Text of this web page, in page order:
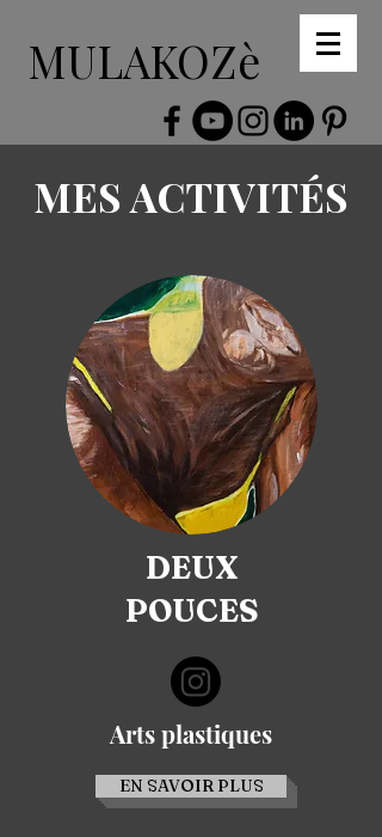
MULAKOZè
MES ACTIVITÉS
DEUX
POUCES
Arts plastiques
EN SAVOIR PLUS